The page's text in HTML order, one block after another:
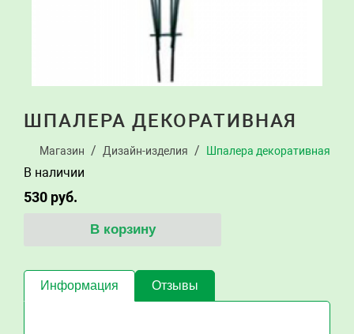
ШПАЛЕРА ДЕКОРАТИВНАЯ
Магазин Дизайн-изделия Шпалера декоративная
В наличии
530 руб.
В корзину
Информация Отзывы